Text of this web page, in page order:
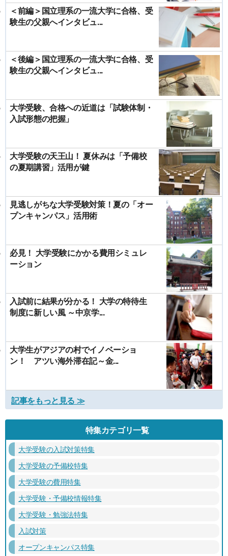
＜前編＞国立理系の一流大学に合格、受
験生の父親へインタビュ...
＜後編＞国立理系の一流大学に合格、受
験生の父親へインタビュ...
大学受験、合格への近道は「試験体制・
入試形態の把握」
大学受験の天王山！ 夏休みは「予備校
の夏期講習」活用が鍵
見逃しがちな大学受験対策！夏の「オー
プンキャンパス」活用術
必見！ 大学受験にかかる費用シミュレ
ーション
入試前に結果が分かる！ 大学の特待生
制度に新しい風 ～中京学...
大学生がアジアの村でイノベーショ
ン！ アツい海外滞在記～金...
記事をもっと見る ≫
特集カテゴリ一覧
大学受験の入試対策特集
大学受験の予備校特集
大学受験の費用特集
大学受験・予備校情報特集
大学受験・勉強法特集
入試対策
オープンキャンパス特集